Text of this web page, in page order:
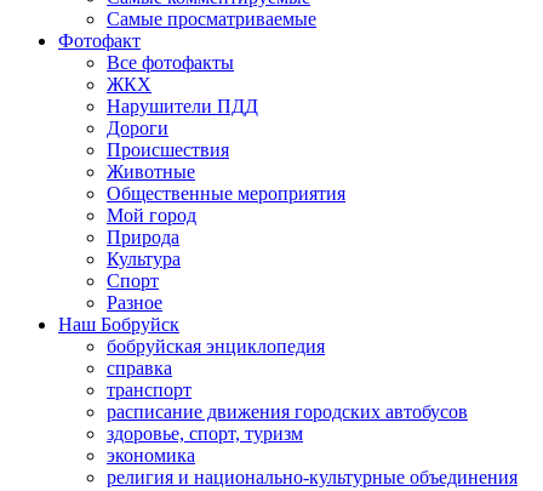
Самые просматриваемые
Фотофакт
Все фотофакты
ЖКХ
Нарушители ПДД
Дороги
Происшествия
Животные
Общественные мероприятия
Мой город
Природа
Культура
Спорт
Разное
Наш Бобруйск
бобруйская энциклопедия
справка
транспорт
расписание движения городских автобусов
здоровье, спорт, туризм
экономика
религия и национально-культурные объединения